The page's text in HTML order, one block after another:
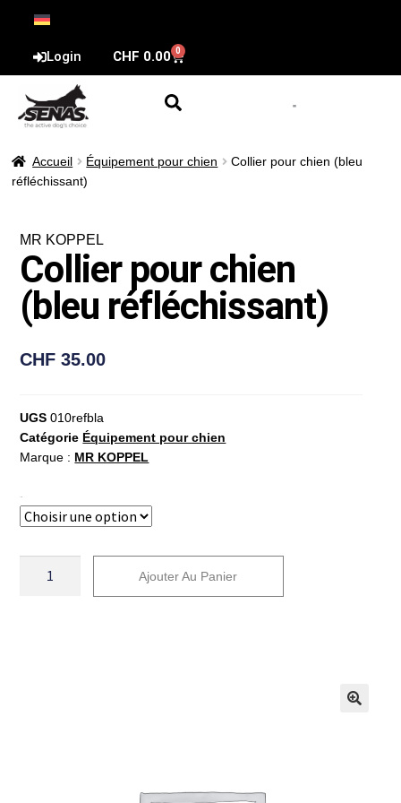
Login CHF 0.00 0
Accueil Équipement pour chien
Collier pour chien (bleu
réfléchissant)
MR KOPPEL
Collier pour chien
(bleu réfléchissant)
CHF 35.00
UGS010refbla
Catégorie Équipement pour chien
Marque : MR KOPPEL
Ajouter Au Panier